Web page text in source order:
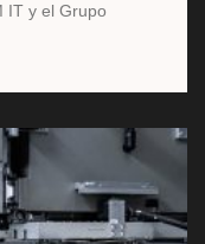
IT y el Grupo